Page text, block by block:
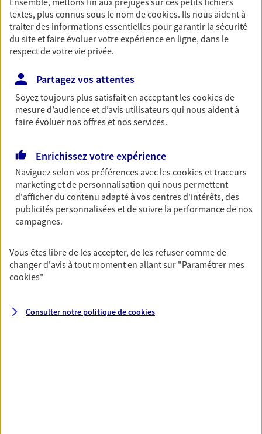
Garantie Accidents de la Vie
Bricoleuse, féru de jardinage, pâtissier en herbe
ou grande lectrice… personne n'est à l'abri d'un
accident du quotidien. Avec Ma Protection
Accident, protégez votre qualité de vie et vos
revenus.
Découvrir l'offre Garantie Accidents de la Vie
Multirisque Entreprise
Gagnez en simplicité et en sérénité avec votre
assurance multirisque entreprise. Un contrat
unique pour protéger vos locaux, matériels pro,
équipements et stocks… sans oublier votre
Découvrir l'offre Multirisque Entreprise
textes, plus connus sous le nom decookies. Ils nous aident à
traiter des informations essentielles pour garantir la sécurité
du site et faire évoluer votre expérience en ligne, dans le
respect de votre vie privée.
Partagez vos attentes
Soyez toujours plus satisfait en acceptant lescookiesde
mesure d’audience et d’avis utilisateurs qui nous aident à
faire évoluer nos offres et nos services.
Enrichissez votre expérience
Naviguez selon vos préférences avec lescookies et traceurs
marketing et de personnalisation qui nous permettent
d'afficher du contenu adapté à vos centres d'intérêts, des
publicités personnalisées et de suivre la performance de nos
campagnes.
Vous êtes libre de les accepter, de les refuser comme de
changer d'avis à tout moment en allant sur "Paramétrer mes
cookies"
Consulter notre politique decookies